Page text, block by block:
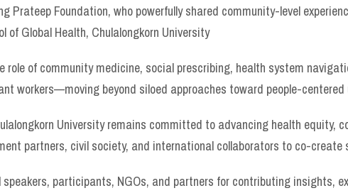
Prateep Foundation, who powerfully shared community-level
of Global Health, Chulalongkorn University
role of community medicine, social prescribing, health system
workers—moving beyond siloed approaches toward people-
University remains committed to advancing health equity,
partners, civil society, and international collaborators to co-create
participants, NGOs, and partners for contributing insights,